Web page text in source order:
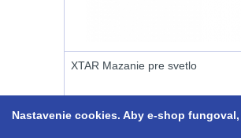
svítilny
Nabíjacie
baterky
Pouzdra a Kapsy614
XTAR Mazanie pre svetlo
Nastavenie cookies. Aby e-shop